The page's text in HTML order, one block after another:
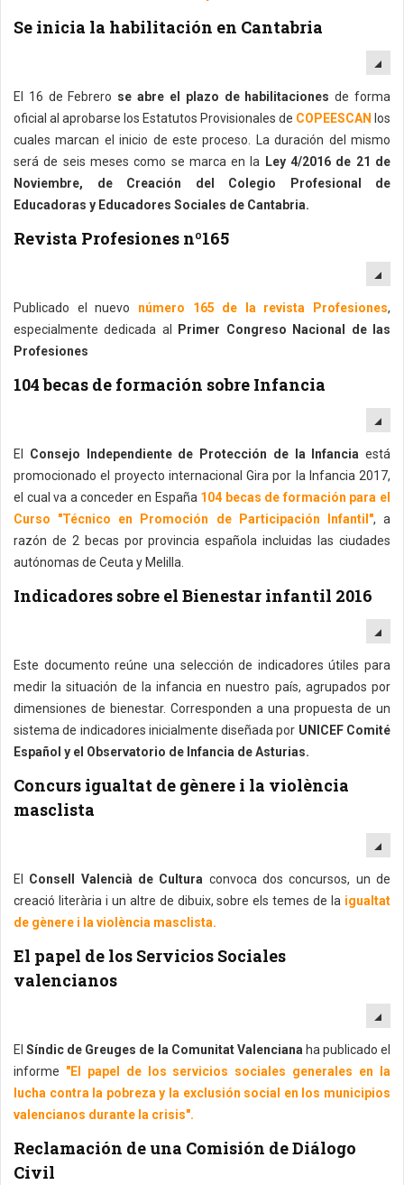
Se inicia la habilitación en Cantabria
El 16 de Febrero se abre el plazo de habilitaciones de forma
oficial al aprobarse los Estatutos Provisionales de COPEESCAN los
cuales marcan el inicio de este proceso. La duración del mismo
será de seis meses como se marca en la Ley 4/2016 de 21 de
Noviembre, de Creación del Colegio Profesional de
Educadoras y Educadores Sociales de Cantabria.
Revista Profesiones nº165
Publicado el nuevo número 165 de la revista Profesiones,
especialmente dedicada al
Primer Congreso Nacional de las
Profesiones
104 becas de formación sobre Infancia
El Consejo Independiente de Protección de la Infancia está
promocionado el proyecto internacional Gira por la Infancia 2017,
el cual va a conceder en España 104 becas de formación para el
Curso "Técnico en Promoción de Participación Infantil", a
razón de 2 becas por provincia española incluidas las ciudades
autónomas de Ceuta y Melilla.
Indicadores sobre el Bienestar infantil 2016
Este documento reúne una selección de indicadores útiles para
medir la situación de la infancia en nuestro país, agrupados por
dimensiones de bienestar. Corresponden a una propuesta de un
sistema de indicadores inicialmente diseñada por UNICEF Comité
Español y el Observatorio de Infancia de Asturias.
Concurs igualtat de gènere i la violència
masclista
El Consell Valencià de Cultura convoca dos concursos, un de
creació literària i un altre de dibuix, sobre els temes de la igualtat
de gènere i la violència masclista.
El papel de los Servicios Sociales
valencianos
ElSíndic de Greuges de la Comunitat Valenciana ha publicado el
informe "El papel de los servicios sociales generales en la
lucha contra la pobreza y la exclusión social en los municipios
valencianos durante la crisis".
Reclamación de una Comisión de Diálogo
Civil